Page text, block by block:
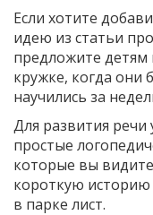
Если хотите
идею из статьи
предложите детям
кружке, когда они
научились за
Для развития
простые
которые вы
короткую
в парке лист.